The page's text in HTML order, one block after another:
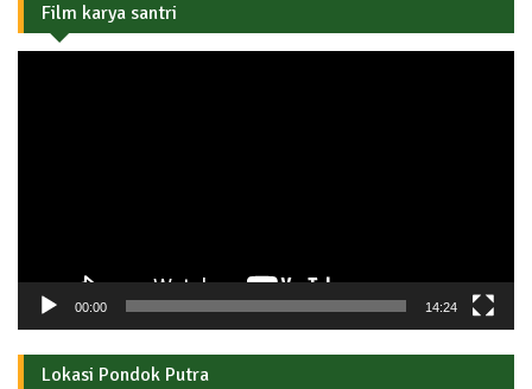
Film karya santri
00:00 14:24
Lokasi Pondok Putra